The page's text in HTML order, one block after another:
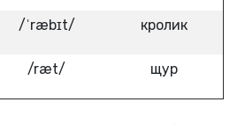
/ˈræbɪt/ кролик
/ræt/ щур